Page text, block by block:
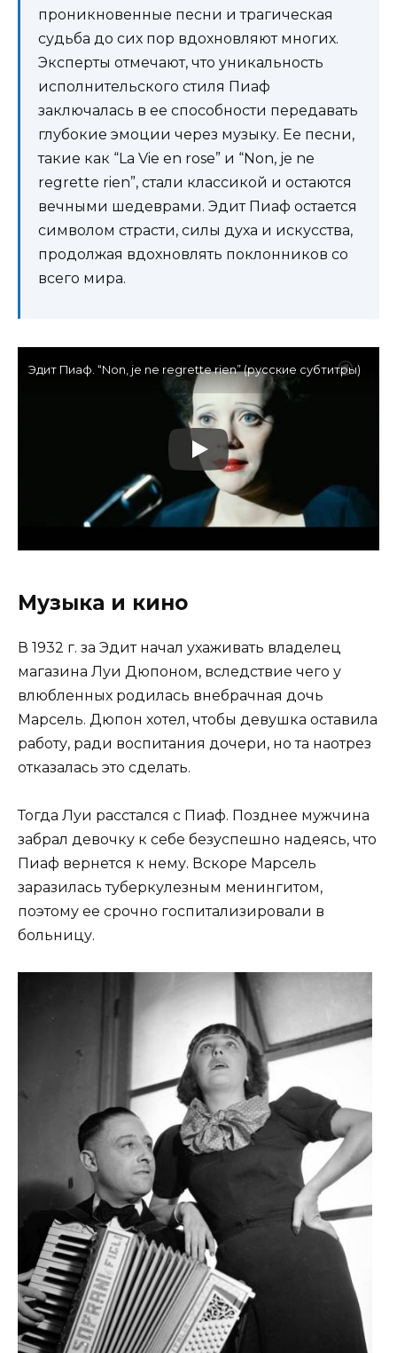
проникновенные песни и трагическая
судьба до сих пор вдохновляют многих.
Эксперты отмечают, что уникальность
исполнительского стиля Пиаф
заключалась в ее способности передавать
глубокие эмоции через музыку. Ее песни,
такие как “La Vie en rose” и “Non, je ne
regrette rien”, стали классикой и остаются
вечными шедеврами. Эдит Пиаф остается
символом страсти, силы духа и искусства,
продолжая вдохновлять поклонников со
всего мира.
Эдит Пиаф. “Non, je ne regrette rien” (русские субтитры)
Музыка и кино
В 1932 г. за Эдит начал ухаживать владелец
магазина Луи Дюпоном, вследствие чего у
влюбленных родилась внебрачная дочь
Марсель. Дюпон хотел, чтобы девушка оставила
работу, ради воспитания дочери, но та наотрез
отказалась это сделать.
Тогда Луи расстался с Пиаф. Позднее мужчина
забрал девочку к себе безуспешно надеясь, что
Пиаф вернется к нему. Вскоре Марсель
заразилась туберкулезным менингитом,
поэтому ее срочно госпитализировали в
больницу.